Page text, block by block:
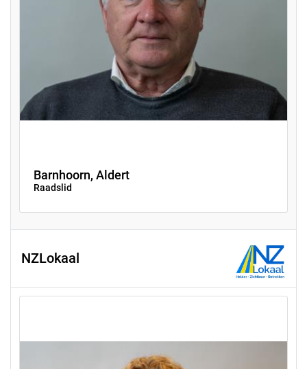
Barnhoorn, Aldert
Raadslid
NZLokaal